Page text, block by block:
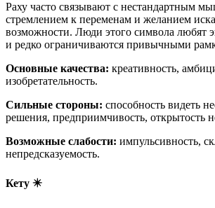
Раху часто связывают с нестандартным
стремлением к переменам и желанием
возможности. Люди этого символа любят
и редко ограничиваются привычными
Основные качества: креативность,
изобретательность.
Сильные стороны: способность видеть
решения, предприимчивость, открытость
Возможные слабости: импульсивность,
непредсказуемость.
Кету ✴️